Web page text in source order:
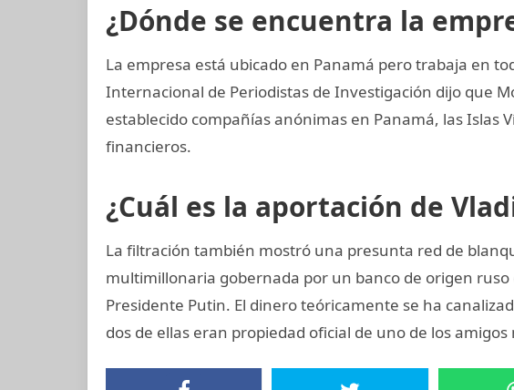
¿Dónde se encuentra la
La empresa está ubicado en Panamá pero trabaja en
Internacional de Periodistas de Investigación dijo que
establecido compañías anónimas en Panamá, las Islas
financieros.
¿Cuál es la aportación de
La filtración también mostró una presunta red de
multimillonaria gobernada por un banco de origen
Presidente Putin. El dinero teóricamente se ha
dos de ellas eran propiedad oficial de uno de los